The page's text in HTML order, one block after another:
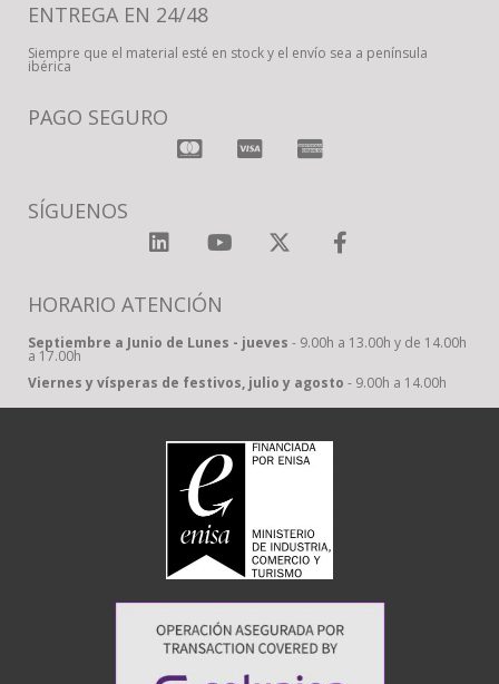
ENTREGA EN 24/48
Siempre que el material esté en stock y el envío sea a península
ibérica
PAGO SEGURO
SÍGUENOS
HORARIO ATENCIÓN
Septiembre a Junio de Lunes - jueves - 9.00h a 13.00h y de 14.00h
a 17.00h
Viernes y vísperas de festivos, julio y agosto - 9.00h a 14.00h